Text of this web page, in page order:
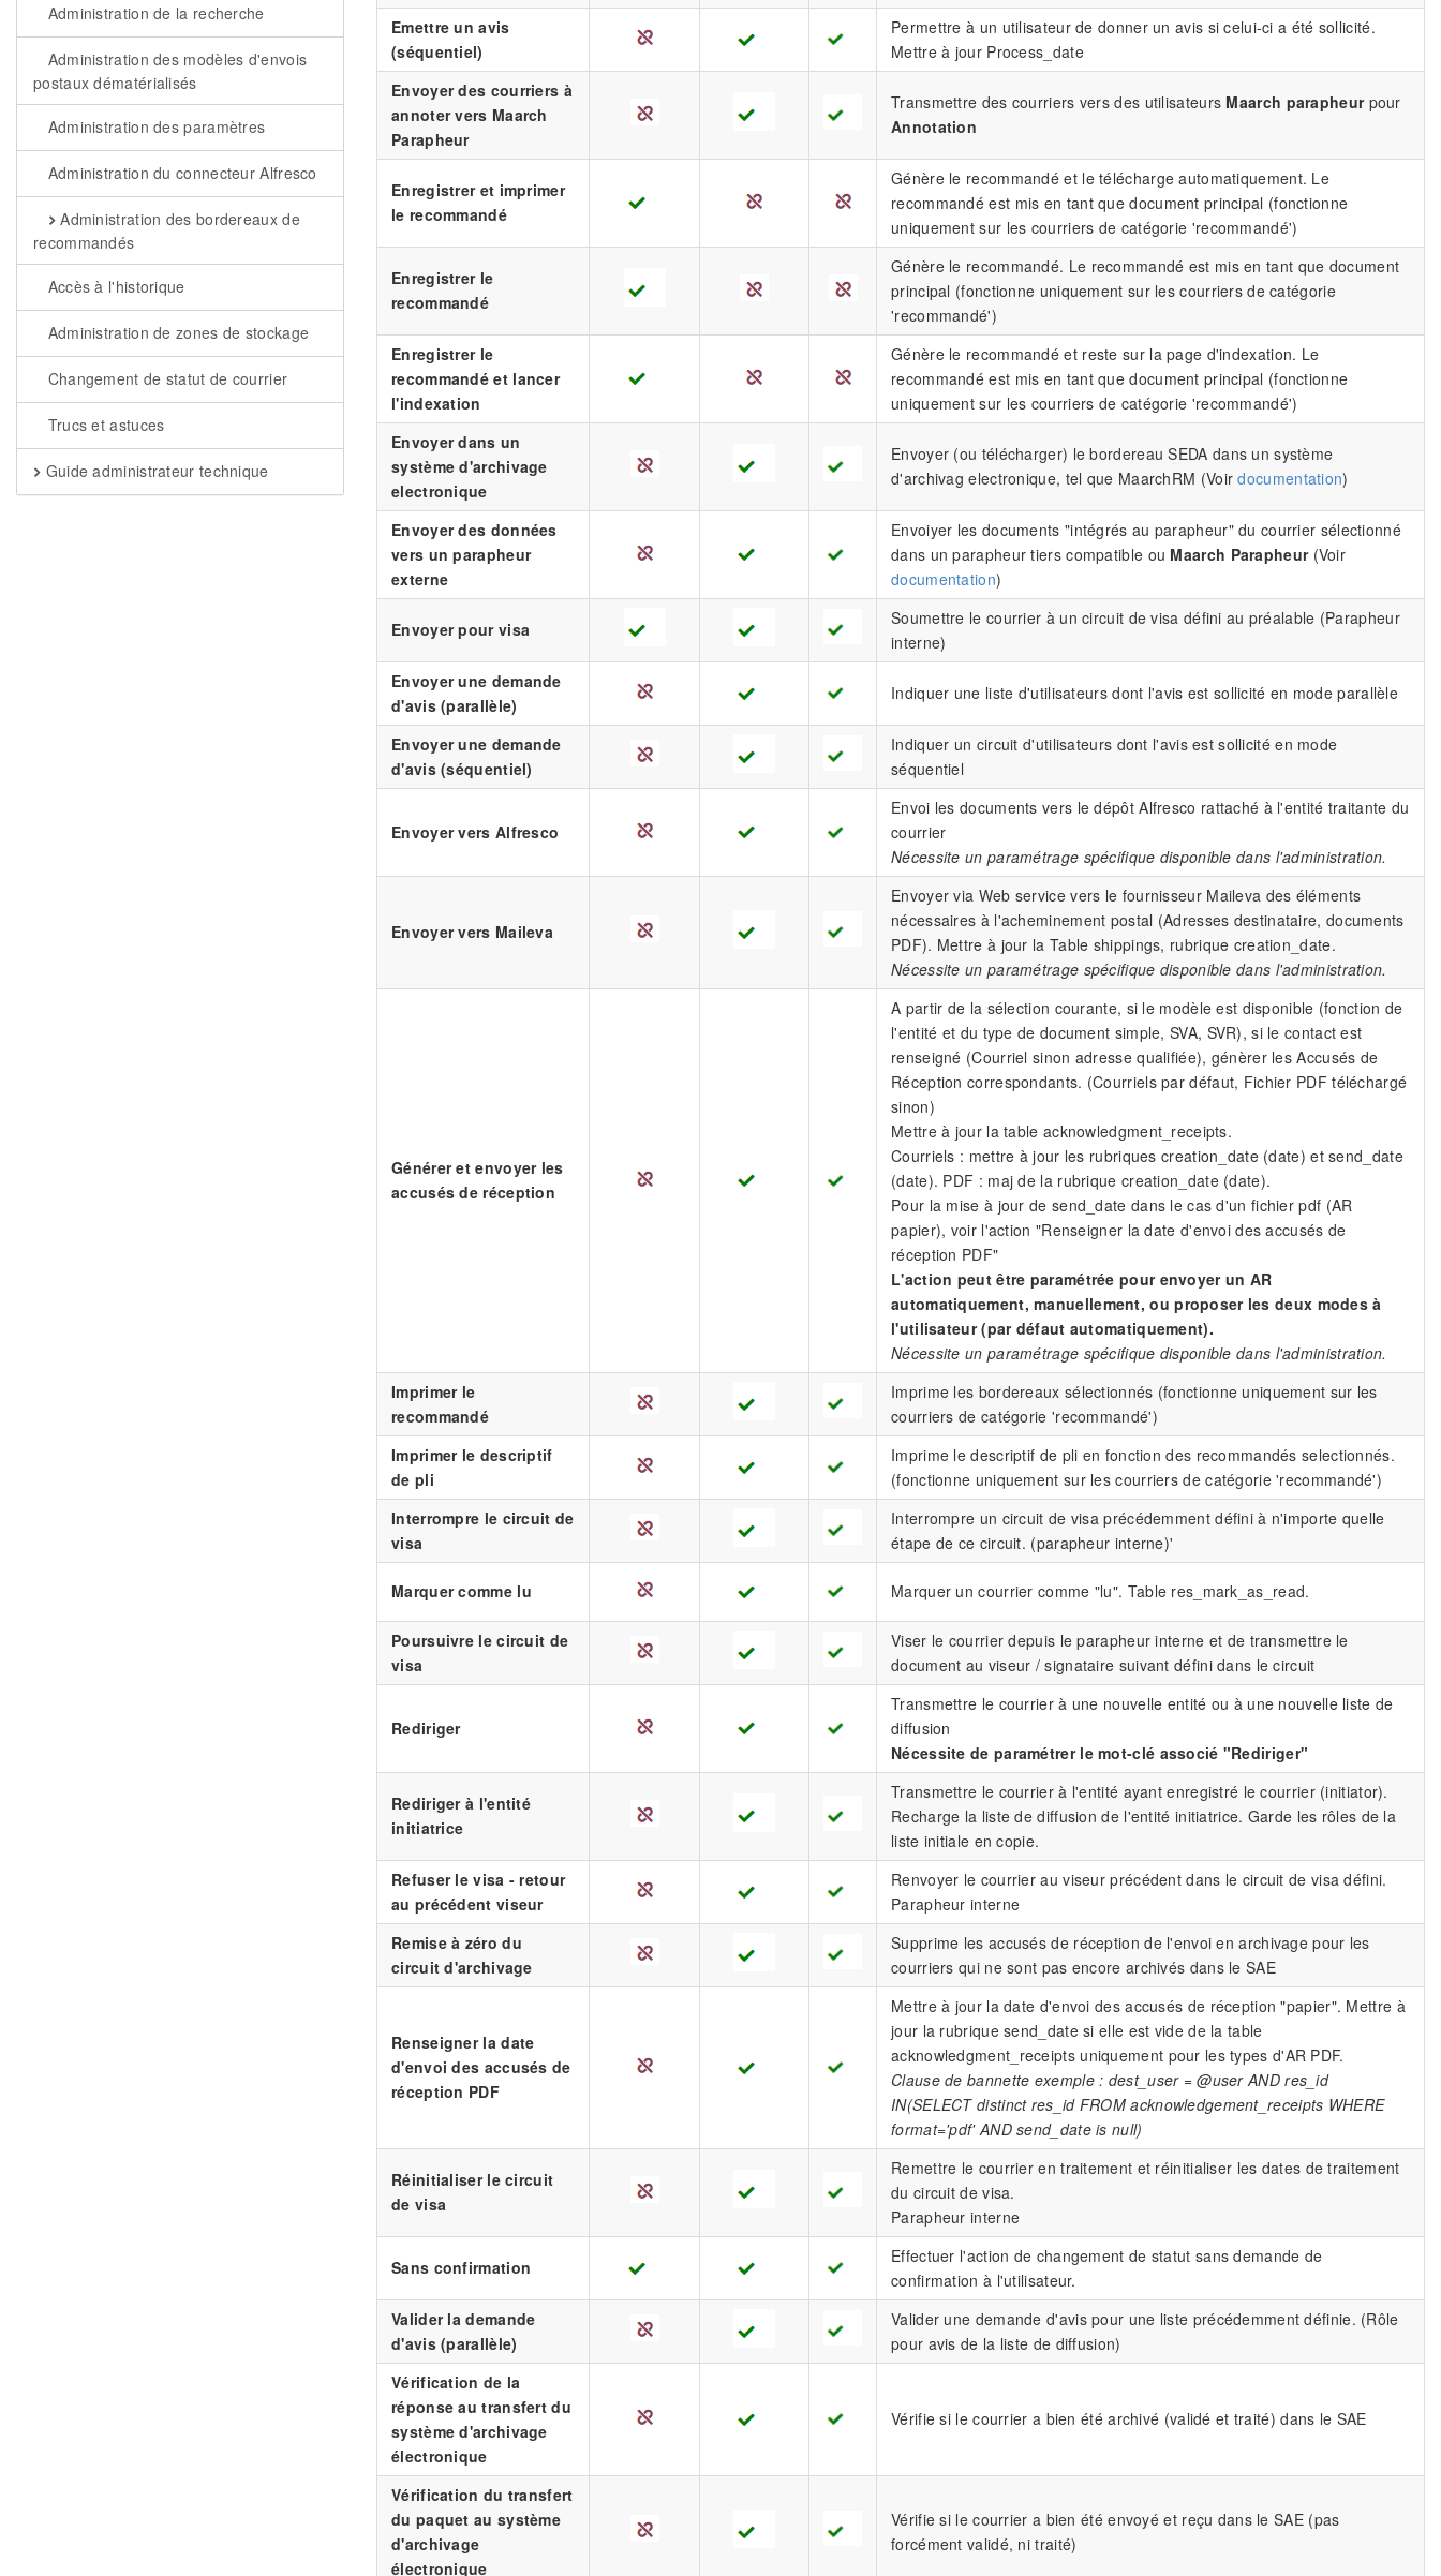
Administration de la recherche
Administration des modèles d'envois
postaux dématérialisés
Administration des paramètres
Administration du connecteur Alfresco
Administration des bordereaux de
recommandés
Accès à l'historique
Administration de zones de stockage
Changement de statut de courrier
Trucs et astuces
Guide administrateur technique
Emettre un avis
(séquentiel)
Permettre à un utilisateur de donner un avis si celui-ci a été sollicité.
Mettre à jour Process_date
Envoyer des courriers à
annoter vers Maarch
Parapheur
Transmettre des courriers vers des utilisateurs Maarch parapheurpour
Annotation
Enregistrer et imprimer
le recommandé
Génère le recommandé et le télécharge automatiquement. Le
recommandé est mis en tant que document principal (fonctionne
uniquement sur les courriers de catégorie 'recommandé')
Enregistrer le
recommandé
Génère le recommandé. Le recommandé est mis en tant que document
principal (fonctionne uniquement sur les courriers de catégorie
'recommandé')
Enregistrer le
recommandé et lancer
l'indexation
Génère le recommandé et reste sur la page d'indexation. Le
recommandé est mis en tant que document principal (fonctionne
uniquement sur les courriers de catégorie 'recommandé')
Envoyer dans un
système d'archivage
electronique
Envoyer (ou télécharger) le bordereau SEDA dans un système
d'archivag electronique, tel que MaarchRM (Voirdocumentation)
Envoyer des données
vers un parapheur
externe
Envoiyer les documents "intégrés au parapheur" du courrier sélectionné
dans un parapheur tiers compatible ou Maarch Parapheur(Voir
documentation)
Envoyer pour visa
Soumettre le courrier à un circuit de visa défini au préalable (Parapheur
interne)
Envoyer une demande
d'avis (parallèle)
Indiquer une liste d'utilisateurs dont l'avis est sollicité en mode parallèle
Envoyer une demande
d'avis (séquentiel)
Indiquer un circuit d'utilisateurs dont l'avis est sollicité en mode
séquentiel
Envoyer vers Alfresco
Envoi les documents vers le dépôt Alfresco rattaché à l'entité traitante du
courrier
Nécessite un paramétrage spécifique disponible dans l'administration.
Envoyer vers Maileva
Envoyer via Web service vers le fournisseur Maileva des éléments
nécessaires à l'acheminement postal (Adresses destinataire, documents
PDF). Mettre à jour la Table shippings, rubrique creation_date.
Nécessite un paramétrage spécifique disponible dans l'administration.
Générer et envoyer les
accusés de réception
A partir de la sélection courante, si le modèle est disponible (fonction de
l'entité et du type de document simple, SVA, SVR), si le contact est
renseigné (Courriel sinon adresse qualifiée), génèrer les Accusés de
Réception correspondants. (Courriels par défaut, Fichier PDF téléchargé
sinon)
Mettre à jour la table acknowledgment_receipts.
Courriels : mettre à jour les rubriques creation_date (date) et send_date
(date). PDF : maj de la rubrique creation_date (date).
Pour la mise à jour de send_date dans le cas d'un fichier pdf (AR
papier), voir l'action "Renseigner la date d'envoi des accusés de
réception PDF"
L'action peut être paramétrée pour envoyer un AR
automatiquement, manuellement, ou proposer les deux modes à
l'utilisateur (par défaut automatiquement).
Nécessite un paramétrage spécifique disponible dans l'administration.
Imprimer le
recommandé
Imprime les bordereaux sélectionnés (fonctionne uniquement sur les
courriers de catégorie 'recommandé')
Imprimer le descriptif
de pli
Imprime le descriptif de pli en fonction des recommandés selectionnés.
(fonctionne uniquement sur les courriers de catégorie 'recommandé')
Interrompre le circuit de
visa
Interrompre un circuit de visa précédemment défini à n'importe quelle
étape de ce circuit. (parapheur interne)'
Marquer comme lu Marquer un courrier comme "lu". Table res_mark_as_read.
Poursuivre le circuit de
visa
Viser le courrier depuis le parapheur interne et de transmettre le
document au viseur / signataire suivant défini dans le circuit
Rediriger
Transmettre le courrier à une nouvelle entité ou à une nouvelle liste de
diffusion
Nécessite de paramétrer le mot-clé associé "Rediriger"
Rediriger à l'entité
initiatrice
Transmettre le courrier à l'entité ayant enregistré le courrier (initiator).
Recharge la liste de diffusion de l'entité initiatrice. Garde les rôles de la
liste initiale en copie.
Refuser le visa - retour
au précédent viseur
Renvoyer le courrier au viseur précédent dans le circuit de visa défini.
Parapheur interne
Remise à zéro du
circuit d'archivage
Supprime les accusés de réception de l'envoi en archivage pour les
courriers qui ne sont pas encore archivés dans le SAE
Renseigner la date
d'envoi des accusés de
réception PDF
Mettre à jour la date d'envoi des accusés de réception "papier". Mettre à
jour la rubrique send_date si elle est vide de la table
acknowledgment_receipts uniquement pour les types d'AR PDF.
Clause de bannette exemple : dest_user = @user AND res_id
IN(SELECT distinct res_id FROM acknowledgement_receipts WHERE
format='pdf' AND send_date is null)
Réinitialiser le circuit
de visa
Remettre le courrier en traitement et réinitialiser les dates de traitement
du circuit de visa.
Parapheur interne
Sans confirmation
Effectuer l'action de changement de statut sans demande de
confirmation à l'utilisateur.
Valider la demande
d'avis (parallèle)
Valider une demande d'avis pour une liste précédemment définie. (Rôle
pour avis de la liste de diffusion)
Vérification de la
réponse au transfert du
système d'archivage
électronique
Vérifie si le courrier a bien été archivé (validé et traité) dans le SAE
Vérification du transfert
du paquet au système
d'archivage
électronique
Vérifie si le courrier a bien été envoyé et reçu dans le SAE (pas
forcément validé, ni traité)